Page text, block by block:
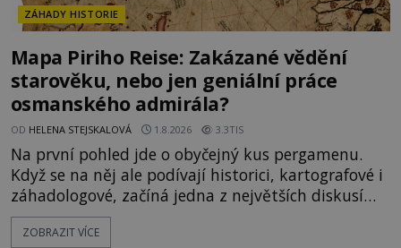
ZÁHADY HISTORIE
Mapa Piriho Reise: Zakázané vědění
starověku, nebo jen geniální práce
osmanského admirála?
OD HELENA STEJSKALOVÁ 1.8.2026 3.3TIS
Na první pohled jde o obyčejný kus pergamenu.
Když se na něj ale podívají historici, kartografové i
záhadologové, začíná jedna z největších diskusí
moderní historie. Osmanský admirál Piri Reis roku
1513 kreslí mapu světa, která překvapuje
ZOBRAZIT VÍCE